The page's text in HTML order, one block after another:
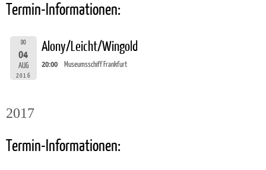
Termin-Informationen:
DO
04
AUG
2016
Alony/Leicht/Wingold
20:00 Museumsschiff Frankfurt
2017
Termin-Informationen: